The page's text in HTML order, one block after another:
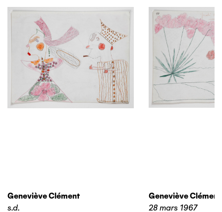
Geneviève Clément
s.d.
Geneviève Clément
28 mars 1967